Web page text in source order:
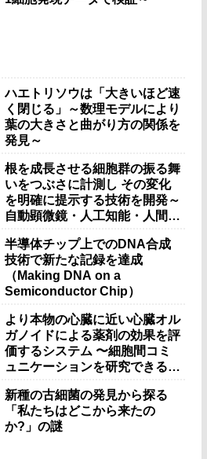
ハエトリソウは「大きいほど速
く閉じる」～数理モデルにより
葉の大きさと曲がり方の関係を
発見～
根を成長させる細胞群の振る舞
いをつぶさに計測し その変化
を明確に提示する技術を開発～
自動顕微鏡・人工知能・人間拡
半導体チップ上でのDNA合成
技術で新たな記録を達成
（Making DNA on a
Semiconductor Chip）
より本物の心臓に近い心臓オル
ガノイドによる薬剤の効果を評
価するシステム 〜細胞間コミ
ュニケーションを研究できるツ
新種の古細菌の発見から探る
「私たちはどこから来たの
か?」の謎